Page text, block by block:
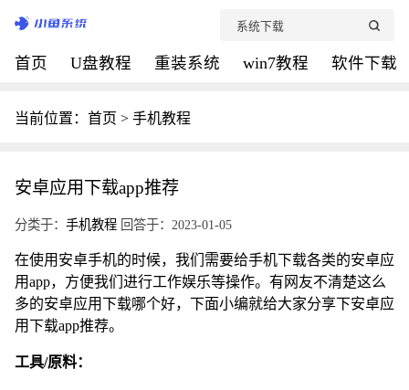
首页 U盘教程 重装系统 win7教程 软件下载
当前位置： 首页 > 手机教程
安卓应用下载app推荐
分类于： 手机教程 回答于：2023-01-05
在使用安卓手机的时候，我们需要给手机下载各类的安卓应
用app，方便我们进行工作娱乐等操作。有网友不清楚这么
多的安卓应用下载哪个好，下面小编就给大家分享下安卓应
用下载app推荐。
工具/原料：